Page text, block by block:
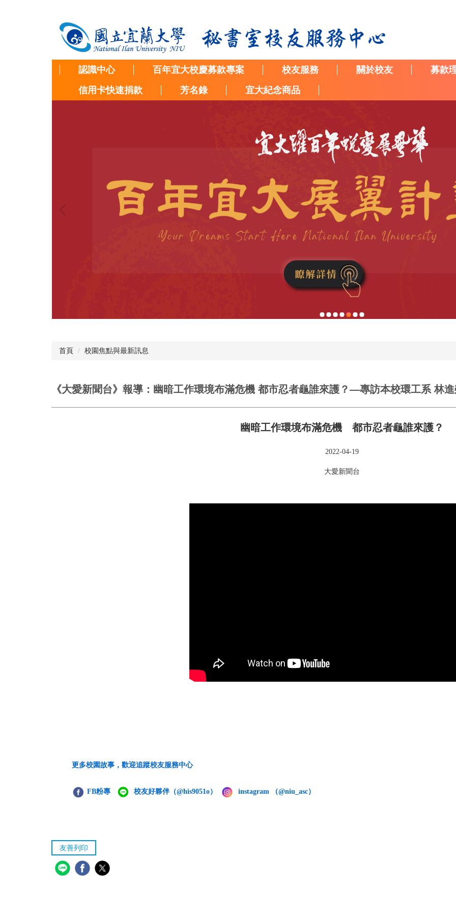
認識中心 百年宜大校慶募款專案 校友服務 關於校友
募款
信用卡快速捐款
芳名錄 宜大紀念商品
首頁 校園焦點與最新訊息
《大愛新聞台》報導：幽暗工作環境布滿危機 都市忍者龜誰來護？—專訪本校環工系 林
幽暗工作環境布滿危機 都市忍者龜誰來護？
2022-04-19
大愛新聞台
更多校園故事，歡迎追蹤校友服務中心
FB粉專 校友好夥伴（@his9051o） instagram （@niu_asc）
友善列印